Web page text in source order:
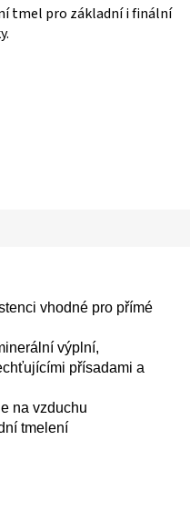
tmel pro základní i finální
vhodné pro přímé
výplní,
přísadami a
na vzduchu
tmelení